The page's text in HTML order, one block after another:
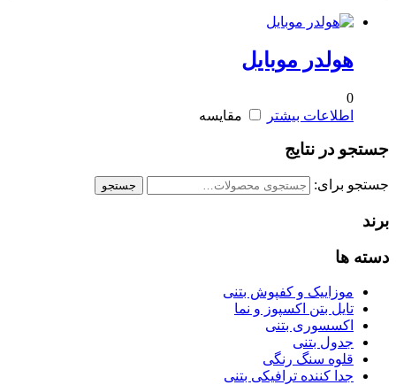
هولدر موبایل
0
اطلاعات بیشتر
مقایسه
جستجو در نتایج
جستجو برای: جستجو
برند
دسته ها
موزاییک و کفپوش بتنی
تایل بتن اکسپوز و نما
اکسسوری بتنی
جدول بتنی
قلوه سنگ رنگی
جدا کننده ترافیکی بتنی